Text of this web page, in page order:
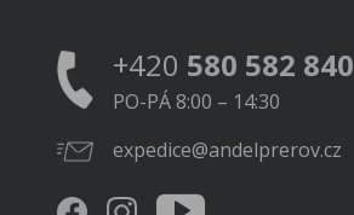
+420 580 582 840
PO-PÁ 8:00 – 14:30
expedice@andelprerov.cz